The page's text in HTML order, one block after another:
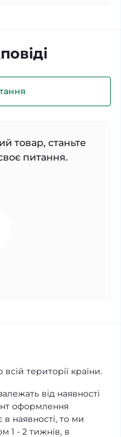
товар, станьте
питання.
території країни.
від наявності
оформлення
в наявності, то ми
1 - 2 тижнів, в